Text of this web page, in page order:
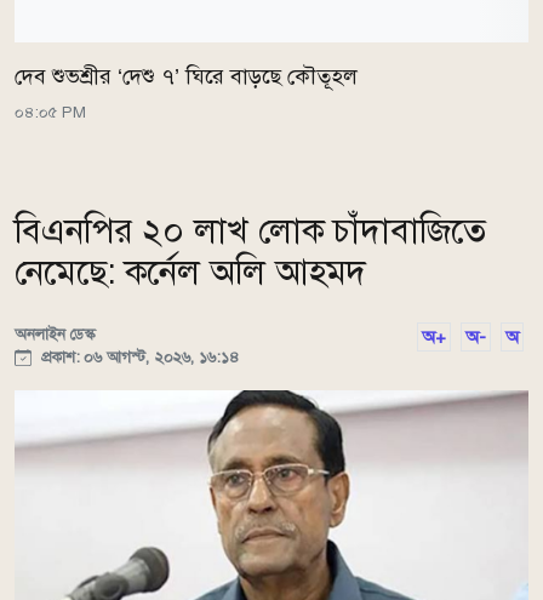
দেব শুভশ্রীর ‘দেশু ৭’ ঘিরে বাড়ছে কৌতূহল
০৪:০৫ PM
বিএনপির ২০ লাখ লোক চাঁদাবাজিতে
নেমেছে: কর্নেল অলি আহমদ
অনলাইন ডেস্ক
প্রকাশ: ০৬ আগস্ট, ২০২৬, ১৬:১৪
অ+ অ- অ